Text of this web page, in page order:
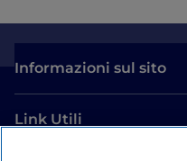
Informazioni sul sito
Link Utili